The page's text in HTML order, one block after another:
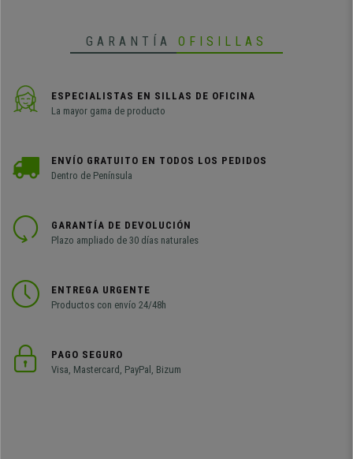
GARANTÍA OFISILLAS
ESPECIALISTAS EN SILLAS DE OFICINA
La mayor gama de producto
ENVÍO GRATUITO EN TODOS LOS PEDIDOS
Dentro de Península
GARANTÍA DE DEVOLUCIÓN
Plazo ampliado de 30 días naturales
ENTREGA URGENTE
Productos con envío 24/48h
PAGO SEGURO
Visa, Mastercard, PayPal, Bizum